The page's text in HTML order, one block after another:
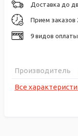
Доставка до
Прием заказов
9 видов оплаты
Производитель
Все